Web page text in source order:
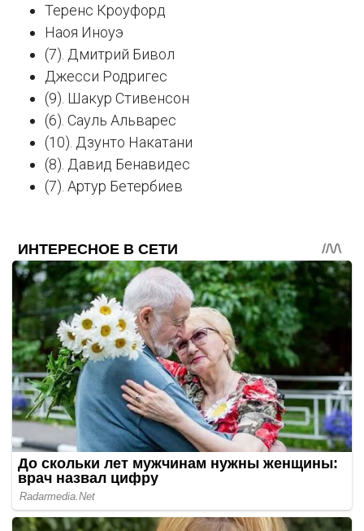
Теренс Кроуфорд
Наоя Иноуэ
(7). Дмитрий Бивол
Джесси Родригес
(9). Шакур Стивенсон
(6). Сауль Альварес
(10). Дзунто Накатани
(8). Давид Бенавидес
(7). Артур Бетербиев